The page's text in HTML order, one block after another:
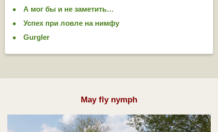
А мог бы и не заметить…
Успех при ловле на нимфу
Gurgler
May fly nymph